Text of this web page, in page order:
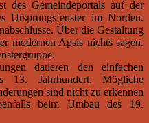
des Gemeindeportals auf der
Ursprungsfenster im Norden.
Über die Gestaltung
modernen Apsis nichts sagen.
datieren den einfachen
13. Jahrhundert. Mögliche
sind nicht zu erkennen
beim Umbau des 19.